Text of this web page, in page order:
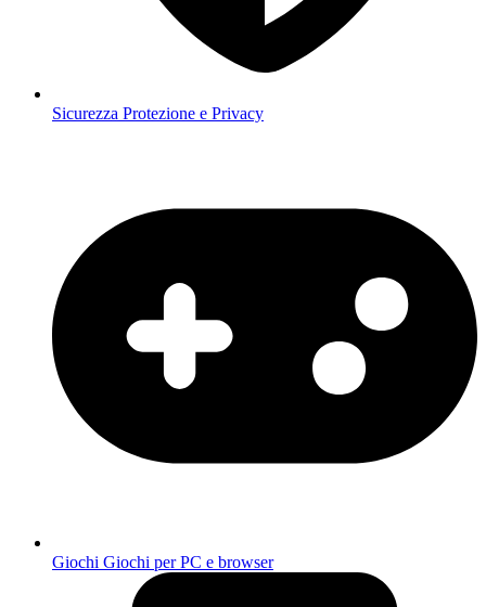
Sicurezza Protezione e Privacy
Giochi Giochi per PC e browser